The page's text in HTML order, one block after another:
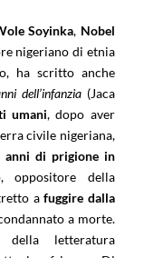
Soyinka, Nobel
nigeriano di etnia
ha scritto anche
dell’infanzia(Jaca
umani, dopo aver
civile nigeriana,
anni di prigione in
oppositore della
afuggire dalla
a morte.
letteratura